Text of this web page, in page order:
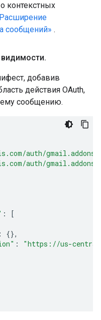
контекстных
сообщений» .
видимости.
добавив
действия OAuth,
сообщению.
auth/
auth/
:
[
:
{},
:
"https://us-